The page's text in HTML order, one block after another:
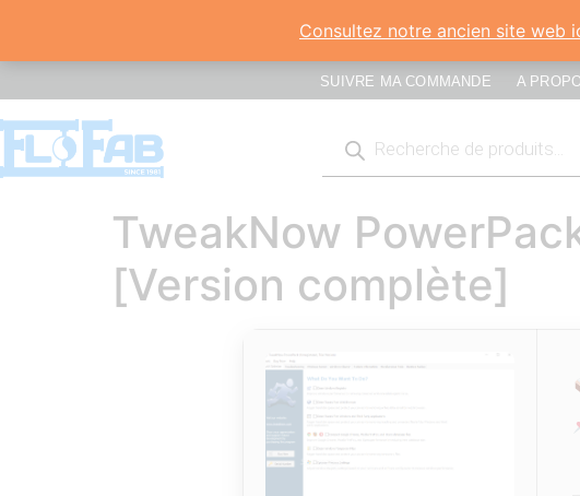
Consultez notre ancien site web
SUIVRE MA COMMANDE A
TweakNow
[Version complète]